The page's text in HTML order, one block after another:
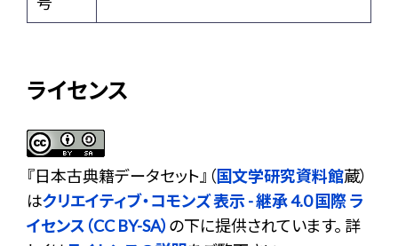
ライセンス
『日本古典籍データセット 』（国文学研究資料館蔵）
はクリエイティブ・コモンズ 表示 - 継承 4.0 国際 ラ
イセンス（CC BY-SA） の下に提供されています。 詳